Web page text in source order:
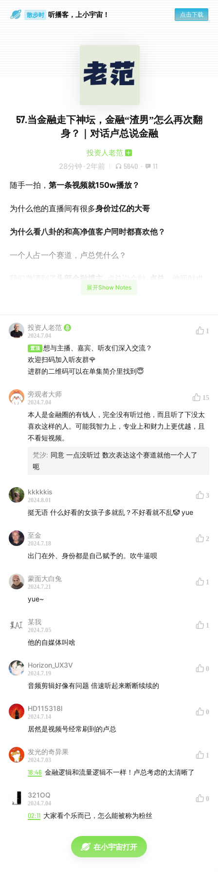
散步时 听播客，上小宇宙！ 点击下载
57.当金融走下神坛，金融“渣男”怎么再次翻
身？｜对话卢总说金融
投资人老范
28分钟 · 2年前 5640 · 11
随手一拍， 第一条视频就150w播放？
为什么他的直播间有很多身价过亿的大哥
为什么看八卦的和高净值客户同时都喜欢他？
一个人占一个赛道，卢总凭什么？
头部金融博主 卢总
，他同时也
为我们揭秘金融圈和做IP的那些事儿
Part 1 从金融到抖音,卢总的开挂人生
第一天视频就150w播放，怎么做到的？
为什么身价过亿的人都喜欢卢总？
Part 2 卢总的流量密码
为什么做个富二代很痛苦？
18:46 搞金融的人千万别做自媒体？
24:18
本期嘉宾：
抖音头部金融区博主，20年金融行业专家
节目主播：
高樟资本创始人，投资参谋长
“超级信号方法”的提出者，老范投资俱乐部的创立者，
二十五年财经媒体+基金投资阅历，天使投资了财联
社、远川研究所、市值风云、直男财经等财经新媒体
超级链接者：连接产业界和资本圈、一级和二级市场、
展开Show Notes
投资人老范
2024.7.04
1
置顶
想与主播、嘉宾、听友们深入交流？
欢迎扫码加入听友群🌹
进群的二维码可以在单集简介里找到😇
旁观者大师
2024.7.04
15
本人是金融圈的有钱人，完全没有听过他，而且听了下没太
喜欢这样的人。可能我智力上，专业上和财力上更优越，且
不看短视频。
梵汐: 同意 一点没听过 数次表达这个赛道就他一个人了
呃
kkkkkis
2024.8.01
3
挺无语 什么好看的女孩子多就乱？不好看就不乱🤡 yue
至金
2024.7.18
2
出门在外、身份都是自己赋予的。吹牛逼呗
蒙面大白兔
2024.7.21
1
yue~
某我
2024.7.05
1
他的自媒体叫啥
Horizon_UX3V
2024.7.19
0
音频剪辑好像有问题 倍速听起来断断续续的
HD115318l
2024.7.14
0
居然是视频号经常刷到的卢总
发光的奇异果
2024.7.03
1
18:46 金融逻辑和流量逻辑不一样！卢总考虑的太清晰了
321OQ
2024.7.04
0
02:11 大家看个乐而已，怎么能被称为粉丝
在小宇宙打开